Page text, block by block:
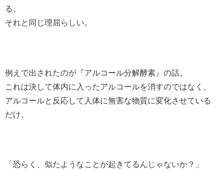
る。
それと同じ理屈らしい。
例えで出されたのが『アルコール分解酵素』の話。
これは決して体内に入ったアルコールを消すのではなく、
アルコールと反応して人体に無害な物質に変化させている
だけ。
「恐らく、似たようなことが起きてるんじゃないか？」